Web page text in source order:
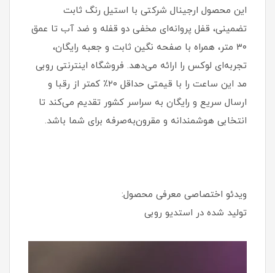
این محصول ارجینال شرکتی با استیل رنگ ثابت
تضمینی، قفل پروانه‌ای مخفی دو قفله و ضد آب تا عمق
۳۰ متر، همراه با صفحه نگین ثابت و جعبه رایگان،
تجربه‌ای لوکس را ارائه می‌دهد. فروشگاه اینترنتی روبی
مد این ساعت را با قیمتی حداقل ۲۰٪ کمتر از رقبا و
ارسال سریع و رایگان به سراسر کشور تقدیم می‌کند تا
انتخابی هوشمندانه و مقرون‌به‌صرفه برای شما باشد.
ویدئو اختصاصی معرفی محصول:
تولید شده در استدیو روبی